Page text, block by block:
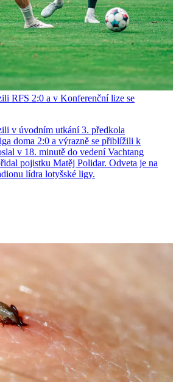
RFS 2:0 a v Konferenční lize se
v úvodním utkání 3. předkola
doma 2:0 a výrazně se přiblížili k
v 18. minutě do vedení Vachtang
pojistku Matěj Polidar. Odveta je na
lídra lotyšské ligy.